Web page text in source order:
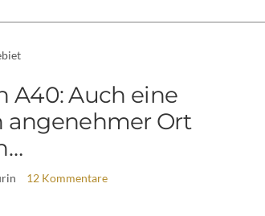
A40: Auch eine
angenehmer Ort
12 Kommentare